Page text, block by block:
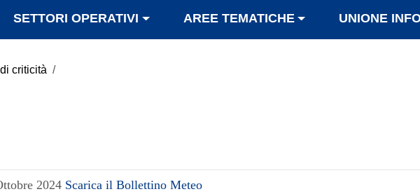
SETTORI OPERATIVI AREE TEMATICHE UNIONE
criticità /
2024 Scarica il Bollettino Meteo